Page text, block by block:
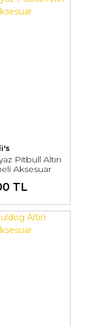
Pitbull Altın
Aksesuar
TL